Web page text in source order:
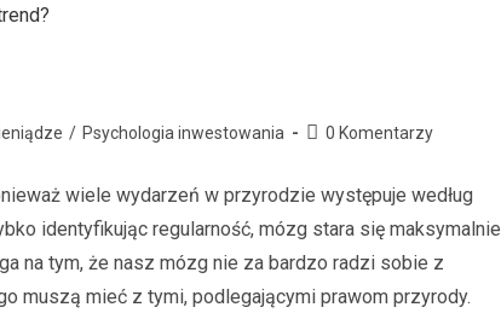
/ Psychologia inwestowania 0 Komentarzy
wiele wydarzeń w przyrodzie występuje według
identyfikując regularność, mózg stara się maksymalnie
na tym, że nasz mózg nie za bardzo radzi sobie z
muszą mieć z tymi, podlegającymi prawom przyrody.